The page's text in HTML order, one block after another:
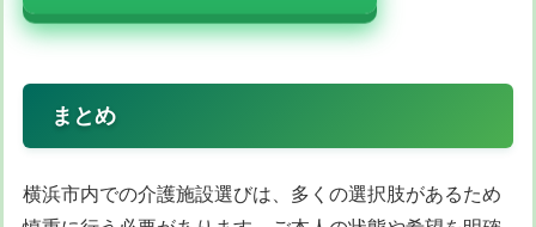
まとめ
横浜市内での介護施設選びは、多くの選択肢があるため